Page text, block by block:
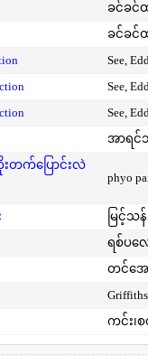
ခင်ခင်
ခင်ခင်
See,
See,
See,
အာရင်
က်ပြောင်းလဲ
phyo
မြင့်သန်
ရစ်ပလ
တင်အေ
ကင်း၊